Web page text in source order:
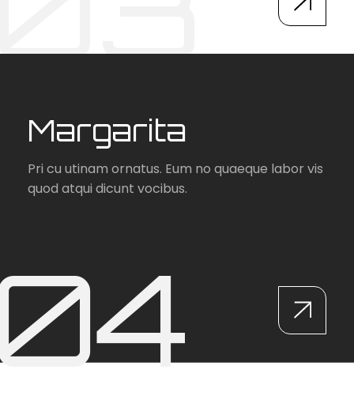
Margarita
Pri cu utinam ornatus. Eum no quaeque labor vis
quod atqui dicunt vocibus.